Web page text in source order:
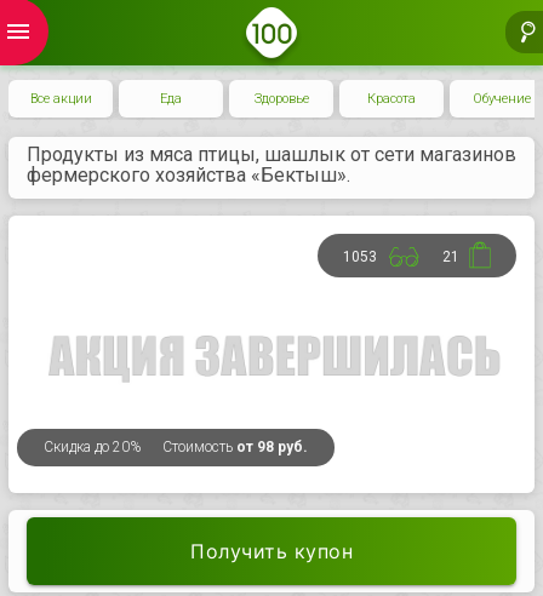
menu
Все акции Еда Здоровье Красота Обучение
Продукты из мяса птицы, шашлык от сети магазинов
фермерского хозяйства «Бектыш».
Скидка до 20% Стоимость от 98 руб.
1053 21
Получить купон